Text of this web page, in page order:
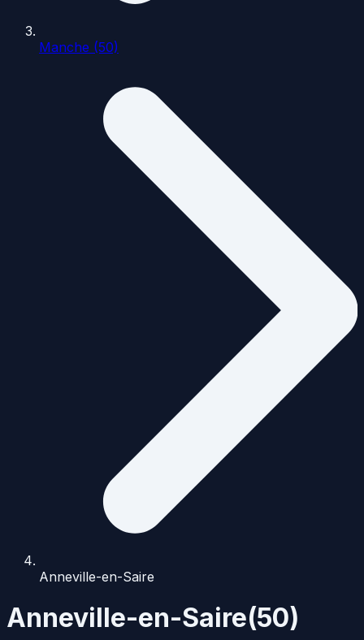
Manche (50)
Anneville-en-Saire
Anneville-en-Saire(50)